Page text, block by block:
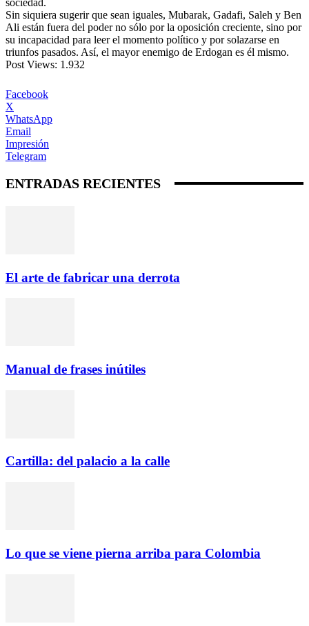
Sin siquiera sugerir que sean iguales, Mubarak, Gadafi, Saleh y Ben
Ali están fuera del poder no sólo por la oposición creciente, sino por
su incapacidad para leer el momento político y por solazarse en
triunfos pasados. Así, el mayor enemigo de Erdogan es él mismo.
Post Views: 1.932
Facebook
X
WhatsApp
Email
Impresión
Telegram
ENTRADAS RECIENTES
El arte de fabricar una derrota
Manual de frases inútiles
Cartilla: del palacio a la calle
Lo que se viene pierna arriba para Colombia